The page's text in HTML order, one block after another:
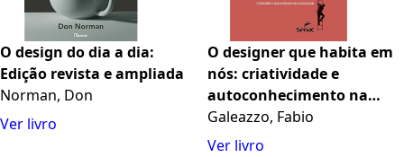
O design do dia a dia:
Edição revista e ampliada
Norman, Don
Ver livro
O designer que habita em
nós: criatividade e
autoconhecimento na
decoração
Galeazzo, Fabio
Ver livro